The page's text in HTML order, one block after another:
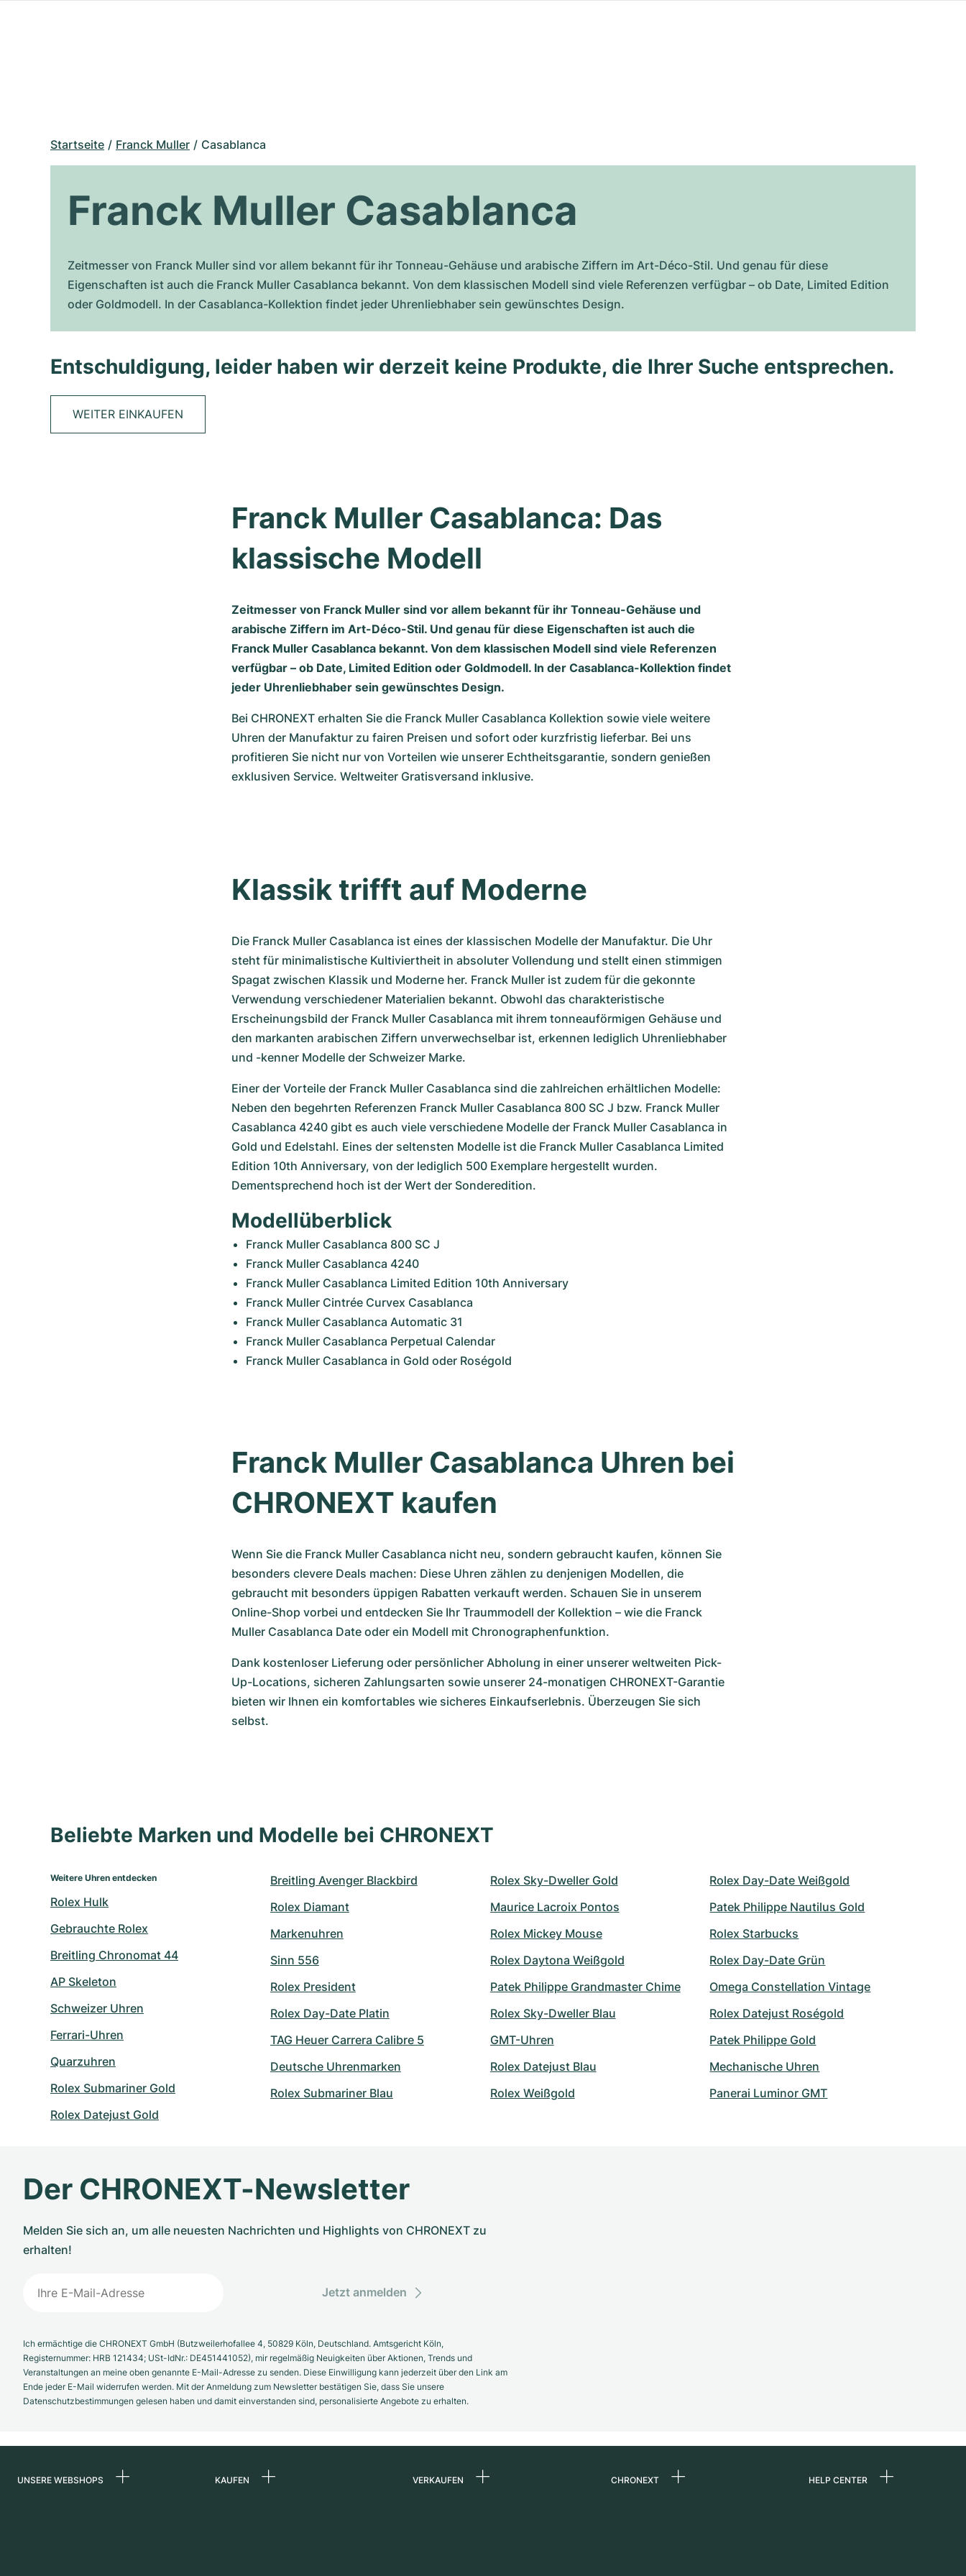
Startseite Franck Muller Casablanca
Franck Muller Casablanca
Zeitmesser von Franck Muller sind vor allem bekannt für ihr Tonneau-Gehäuse und arabische Ziffern im Art-Déco-Stil. Und genau für diese
Eigenschaften ist auch die Franck Muller Casablanca bekannt. Von dem klassischen Modell sind viele Referenzen verfügbar – ob Date, Limited Edition
oder Goldmodell. In der Casablanca-Kollektion findet jeder Uhrenliebhaber sein gewünschtes Design.
Entschuldigung, leider haben wir derzeit keine Produkte, die Ihrer Suche entsprechen.
WEITER EINKAUFEN
Franck Muller Casablanca: Das
klassische Modell
Zeitmesser von Franck Muller sind vor allem bekannt für ihr Tonneau-Gehäuse und
arabische Ziffern im Art-Déco-Stil. Und genau für diese Eigenschaften ist auch die
Franck Muller Casablanca bekannt. Von dem klassischen Modell sind viele Referenzen
verfügbar – ob Date, Limited Edition oder Goldmodell. In der Casablanca-Kollektion findet
jeder Uhrenliebhaber sein gewünschtes Design.
Bei CHRONEXT erhalten Sie die Franck Muller Casablanca Kollektion sowie viele weitere
Uhren der Manufaktur zu fairen Preisen und sofort oder kurzfristig lieferbar. Bei uns
profitieren Sie nicht nur von Vorteilen wie unserer Echtheitsgarantie, sondern genießen
exklusiven Service. Weltweiter Gratisversand inklusive.
Klassik trifft auf Moderne
Die Franck Muller Casablanca ist eines der klassischen Modelle der Manufaktur. Die Uhr
steht für minimalistische Kultiviertheit in absoluter Vollendung und stellt einen stimmigen
Spagat zwischen Klassik und Moderne her. Franck Muller ist zudem für die gekonnte
Verwendung verschiedener Materialien bekannt. Obwohl das charakteristische
Erscheinungsbild der Franck Muller Casablanca mit ihrem tonneauförmigen Gehäuse und
den markanten arabischen Ziffern unverwechselbar ist, erkennen lediglich Uhrenliebhaber
und -kenner Modelle der Schweizer Marke.
Einer der Vorteile der Franck Muller Casablanca sind die zahlreichen erhältlichen Modelle:
Neben den begehrten Referenzen Franck Muller Casablanca 800 SC J bzw. Franck Muller
Casablanca 4240 gibt es auch viele verschiedene Modelle der Franck Muller Casablanca in
Gold und Edelstahl. Eines der seltensten Modelle ist die Franck Muller Casablanca Limited
Edition 10th Anniversary, von der lediglich 500 Exemplare hergestellt wurden.
Dementsprechend hoch ist der Wert der Sonderedition.
Modellüberblick
Franck Muller Casablanca 800 SC J
Franck Muller Casablanca 4240
Franck Muller Casablanca Limited Edition 10th Anniversary
Franck Muller Cintrée Curvex Casablanca
Franck Muller Casablanca Automatic 31
Franck Muller Casablanca Perpetual Calendar
Franck Muller Casablanca in Gold oder Roségold
Franck Muller Casablanca Uhren bei
CHRONEXT kaufen
Wenn Sie die Franck Muller Casablanca nicht neu, sondern gebraucht kaufen, können Sie
besonders clevere Deals machen: Diese Uhren zählen zu denjenigen Modellen, die
gebraucht mit besonders üppigen Rabatten verkauft werden. Schauen Sie in unserem
Online-Shop vorbei und entdecken Sie Ihr Traummodell der Kollektion – wie die Franck
Muller Casablanca Date oder ein Modell mit Chronographenfunktion.
Dank kostenloser Lieferung oder persönlicher Abholung in einer unserer weltweiten Pick-
Up-Locations, sicheren Zahlungsarten sowie unserer 24-monatigen CHRONEXT-Garantie
bieten wir Ihnen ein komfortables wie sicheres Einkaufserlebnis. Überzeugen Sie sich
selbst.
Beliebte Marken und Modelle bei CHRONEXT
Weitere Uhren entdecken
Rolex Hulk
Gebrauchte Rolex
Breitling Chronomat 44
AP Skeleton
Schweizer Uhren
Ferrari-Uhren
Quarzuhren
Rolex Submariner Gold
Rolex Datejust Gold
Breitling Avenger Blackbird
Rolex Diamant
Markenuhren
Sinn 556
Rolex President
Rolex Day-Date Platin
TAG Heuer Carrera Calibre 5
Deutsche Uhrenmarken
Rolex Submariner Blau
Rolex Sky-Dweller Gold
Maurice Lacroix Pontos
Rolex Mickey Mouse
Rolex Daytona Weißgold
Patek Philippe Grandmaster Chime
Rolex Sky-Dweller Blau
GMT-Uhren
Rolex Datejust Blau
Rolex Weißgold
Rolex Day-Date Weißgold
Patek Philippe Nautilus Gold
Rolex Starbucks
Rolex Day-Date Grün
Omega Constellation Vintage
Rolex Datejust Roségold
Patek Philippe Gold
Mechanische Uhren
Panerai Luminor GMT
Der CHRONEXT-Newsletter
Melden Sie sich an, um alle neuesten Nachrichten und Highlights von CHRONEXT zu
erhalten!
Jetzt anmelden
Ich ermächtige die CHRONEXT GmbH (Butzweilerhofallee 4, 50829 Köln, Deutschland. Amtsgericht Köln,
Registernummer: HRB 121434; USt-IdNr.: DE451441052), mir regelmäßig Neuigkeiten über Aktionen, Trends und
Veranstaltungen an meine oben genannte E-Mail-Adresse zu senden. Diese Einwilligung kann jederzeit über den Link am
Ende jeder E-Mail widerrufen werden. Mit der Anmeldung zum Newsletter bestätigen Sie, dass Sie unsere
Datenschutzbestimmungen gelesen haben und damit einverstanden sind, personalisierte Angebote zu erhalten.
UNSERE WEBSHOPS KAUFEN VERKAUFEN CHRONEXT HELP CENTER